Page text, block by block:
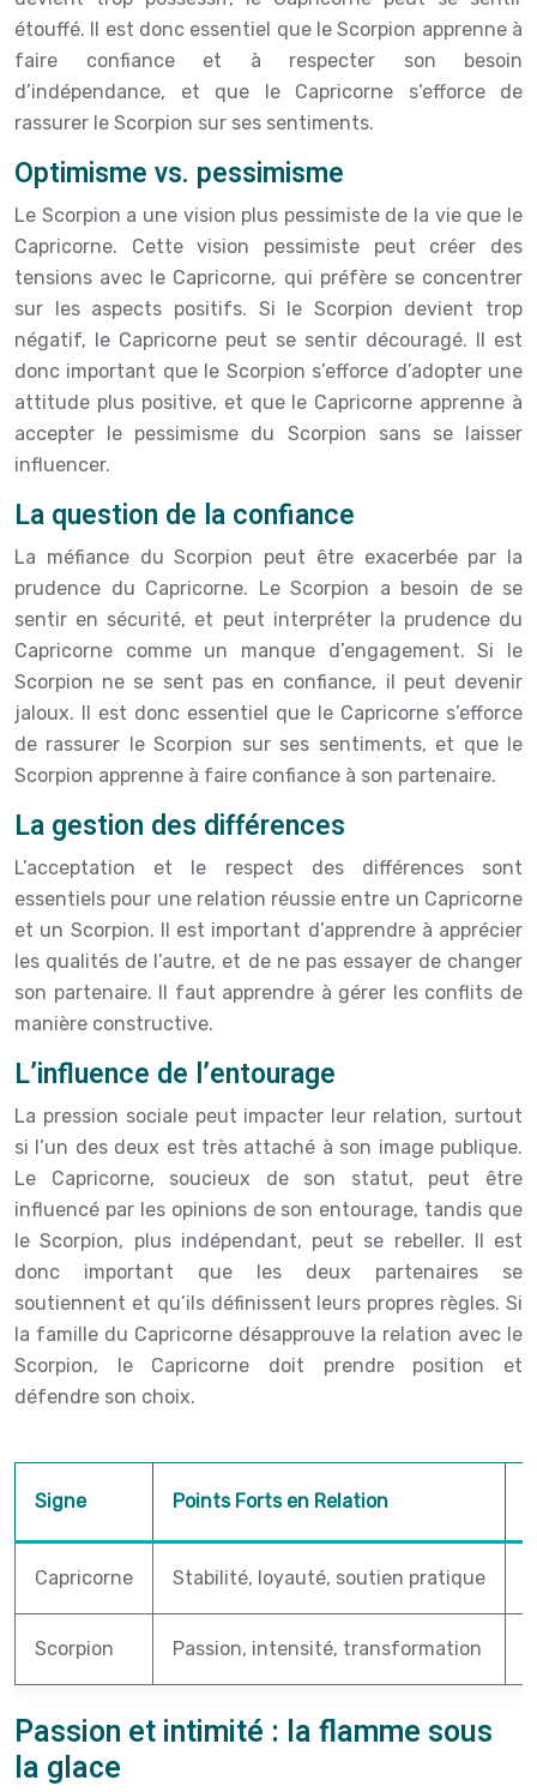
étouffé. Il est donc essentiel que le Scorpion apprenne à
faire confiance et à respecter son besoin
d’indépendance, et que le Capricorne s’efforce de
rassurer le Scorpion sur ses sentiments.
Optimisme vs. pessimisme
Le Scorpion a une vision plus pessimiste de la vie que le
Capricorne. Cette vision pessimiste peut créer des
tensions avec le Capricorne, qui préfère se concentrer
sur les aspects positifs. Si le Scorpion devient trop
négatif, le Capricorne peut se sentir découragé. Il est
donc important que le Scorpion s’efforce d’adopter une
attitude plus positive, et que le Capricorne apprenne à
accepter le pessimisme du Scorpion sans se laisser
influencer.
La question de la confiance
La méfiance du Scorpion peut être exacerbée par la
prudence du Capricorne. Le Scorpion a besoin de se
sentir en sécurité, et peut interpréter la prudence du
Capricorne comme un manque d’engagement. Si le
Scorpion ne se sent pas en confiance, il peut devenir
jaloux. Il est donc essentiel que le Capricorne s’efforce
de rassurer le Scorpion sur ses sentiments, et que le
Scorpion apprenne à faire confiance à son partenaire.
La gestion des différences
L’acceptation et le respect des différences sont
essentiels pour une relation réussie entre un Capricorne
et un Scorpion. Il est important d’apprendre à apprécier
les qualités de l’autre, et de ne pas essayer de changer
son partenaire. Il faut apprendre à gérer les conflits de
manière constructive.
L’influence de l’entourage
La pression sociale peut impacter leur relation, surtout
si l’un des deux est très attaché à son image publique.
Le Capricorne, soucieux de son statut, peut être
influencé par les opinions de son entourage, tandis que
le Scorpion, plus indépendant, peut se rebeller. Il est
donc important que les deux partenaires se
soutiennent et qu’ils définissent leurs propres règles. Si
la famille du Capricorne désapprouve la relation avec le
Scorpion, le Capricorne doit prendre position et
défendre son choix.
Signe Points Forts en Relation
Capricorne Stabilité, loyauté, soutien pratique
Scorpion Passion, intensité, transformation
Passion et intimité : la flamme sous
la glace